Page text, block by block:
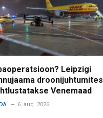
Leipzigi
droonijuhtumites
Venemaad
6. aug. 2026